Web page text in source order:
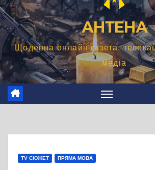
АНТЕНА
Щоденна онлайн газета,
медіа
TV СЮЖЕТ ПРЯМА МОВА